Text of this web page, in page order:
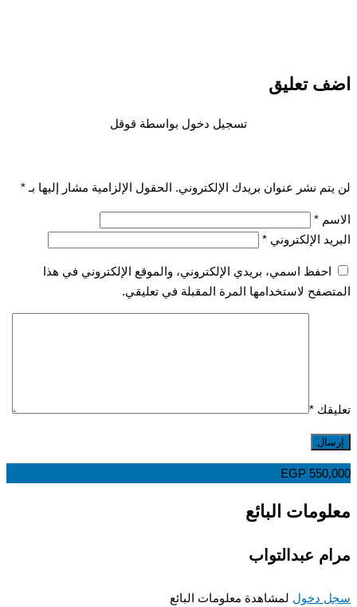
تعليق
تسجيل دخول بواسطة قوقل
نشر عنوان بريدك الإلكتروني. الحقول الإلزامية مشار إليها بـ*
*
الإلكتروني *
احفظ اسمي، بريدي الإلكتروني، والموقع الإلكتروني في هذا
لاستخدامها المرة المقبلة في تعليقي.
*
EGP
البائع
عبدالتواب
دخوللمشاهدة معلومات البائع